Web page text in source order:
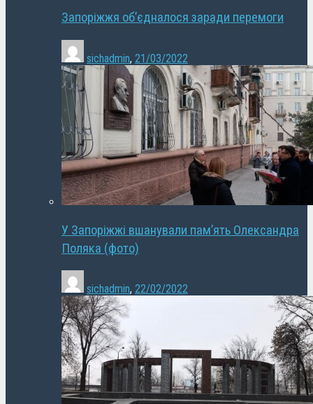
Запоріжжя об’єдналося заради перемоги
sichadmin, 21/03/2022
У Запоріжжі вшанували пам’ять Олександра
Поляка (фото)
sichadmin, 22/02/2022